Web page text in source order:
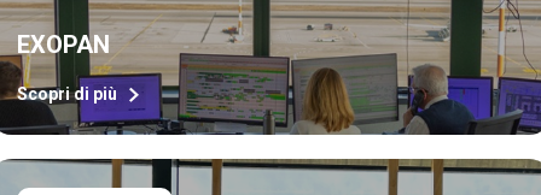
EXOPAN
Scopri di più